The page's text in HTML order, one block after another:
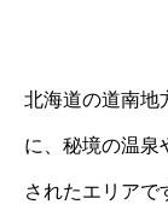
北海道の道南地
に、秘境の温泉
されたエリアで